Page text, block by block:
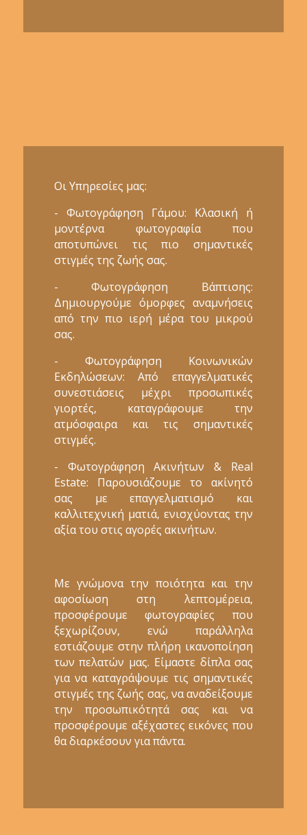
Οι Υπηρεσίες μας:
- Φωτογράφηση Γάμου: Κλασική ή
μοντέρνα φωτογραφία που
αποτυπώνει τις πιο σημαντικές
στιγμές της ζωής σας.
- Φωτογράφηση Βάπτισης:
Δημιουργούμε όμορφες αναμνήσεις
από την πιο ιερή μέρα του μικρού
σας.
- Φωτογράφηση Κοινωνικών
Εκδηλώσεων: Από επαγγελματικές
συνεστιάσεις μέχρι προσωπικές
γιορτές, καταγράφουμε την
ατμόσφαιρα και τις σημαντικές
στιγμές.
- Φωτογράφηση Ακινήτων & Real
Estate: Παρουσιάζουμε το ακίνητό
σας με επαγγελματισμό και
καλλιτεχνική ματιά, ενισχύοντας την
αξία του στις αγορές ακινήτων.
Με γνώμονα την ποιότητα και την
αφοσίωση στη λεπτομέρεια,
προσφέρουμε φωτογραφίες που
ξεχωρίζουν, ενώ παράλληλα
εστιάζουμε στην πλήρη ικανοποίηση
των πελατών μας. Είμαστε δίπλα σας
για να καταγράψουμε τις σημαντικές
στιγμές της ζωής σας, να αναδείξουμε
την προσωπικότητά σας και να
προσφέρουμε αξέχαστες εικόνες που
θα διαρκέσουν για πάντα.